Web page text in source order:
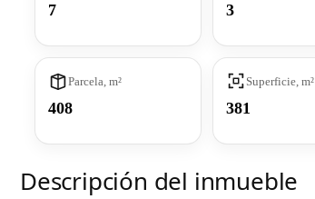
7 3
Parcela, m²
408
Superficie, m²
381
Descripción del inmueble